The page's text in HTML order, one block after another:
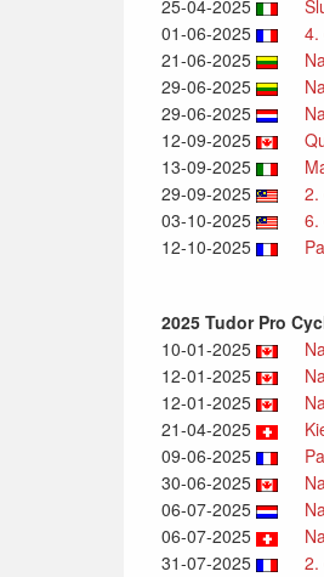
25-04-2025
01-06-2025
4.
21-06-2025
29-06-2025
29-06-2025
12-09-2025
13-09-2025
29-09-2025
2.
03-10-2025
6.
12-10-2025
2025 Tudor Pro
10-01-2025
12-01-2025
12-01-2025
21-04-2025
09-06-2025
30-06-2025
06-07-2025
06-07-2025
31-07-2025
2.